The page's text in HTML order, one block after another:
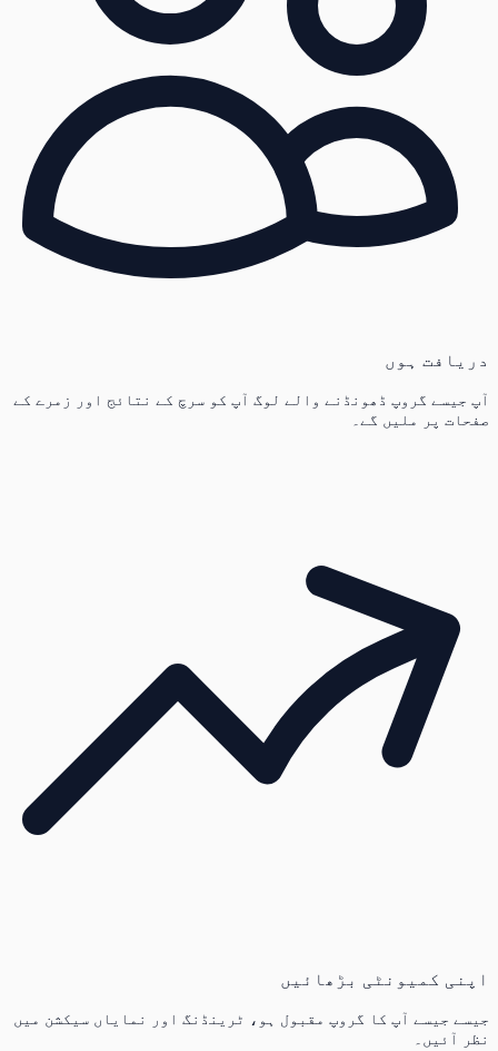
دریافت ہوں
آپ جیسے گروپ ڈھونڈنے والے لوگ آپ کو سرچ کے نتائج اور زمرے کے
صفحات پر ملیں گے۔
اپنی کمیونٹی بڑھائیں
جیسے جیسے آپ کا گروپ مقبول ہو، ٹرینڈنگ اور نمایاں سیکشن میں
نظر آئیں۔